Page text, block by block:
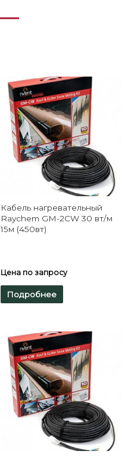
Кабель нагревательный
Raychem GM-2CW 30 вт/м
15м (450вт)
Цена по запросу
Подробнее